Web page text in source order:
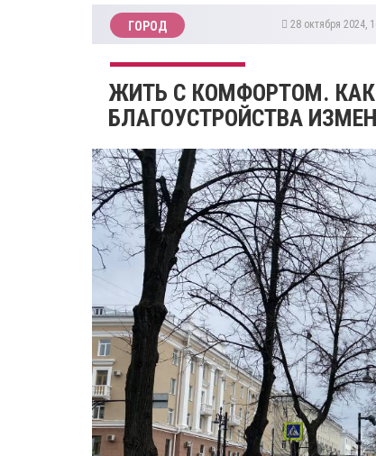
ГОРОД 28 октября 2024,
​ЖИТЬ С КОМФОРТОМ. КАК
БЛАГОУСТРОЙСТВА